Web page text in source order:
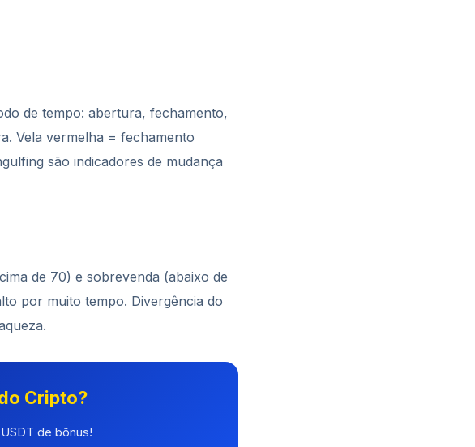
de tempo: abertura, fechamento,
Vela vermelha = fechamento
são indicadores de mudança
de 70) e sobrevenda (abaixo de
por muito tempo. Divergência do
Cripto?
de bônus!